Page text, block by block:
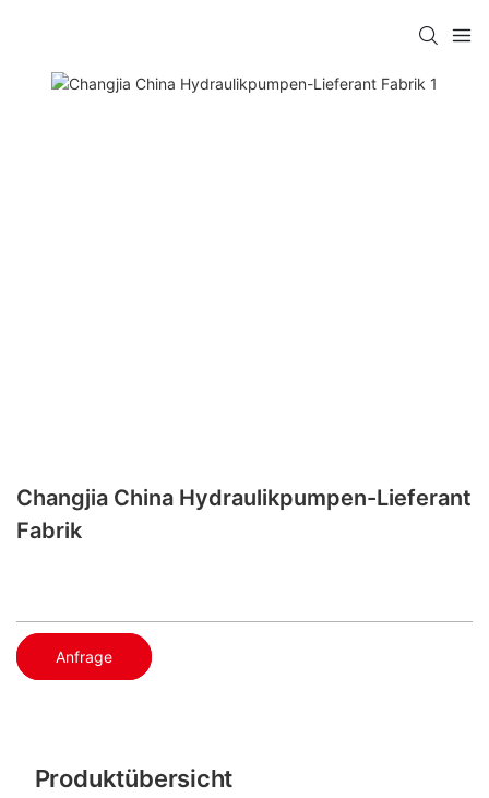
Changjia China Hydraulikpumpen-Lieferant
Fabrik
Anfrage
Produktübersicht